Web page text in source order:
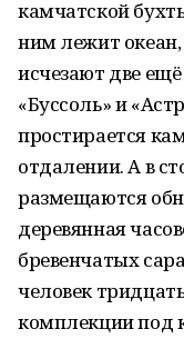
камчатской
ним лежит океан,
исчезают две
«Буссоль» и
простирается
отдалении. А в
размещаются
деревянная
бревенчатых
человек
комплекции под